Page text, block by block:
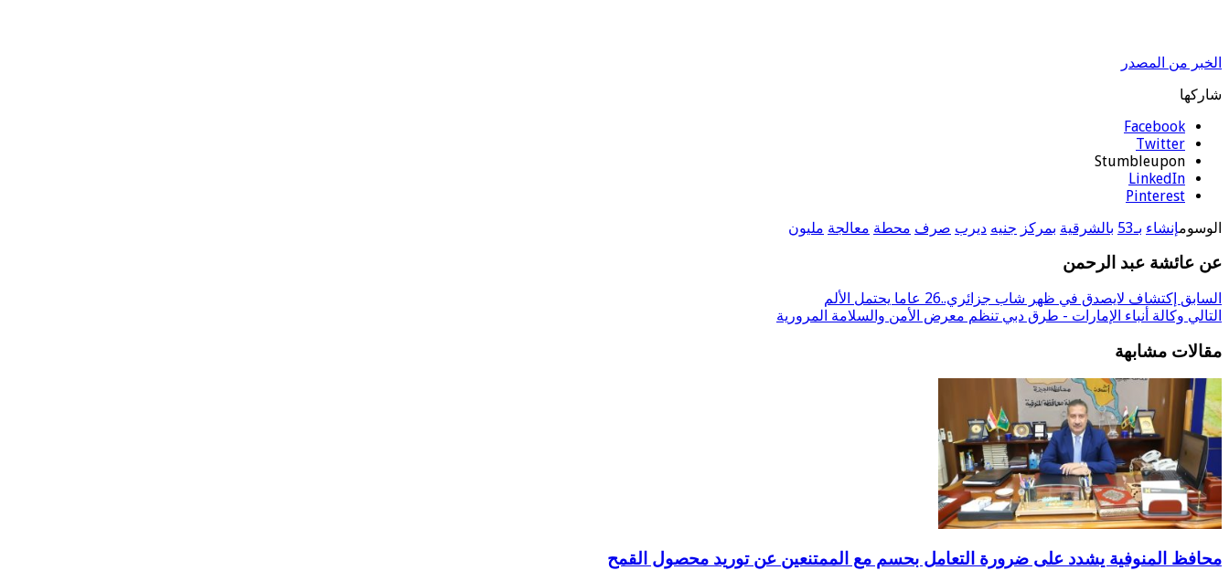
الخبر من المصدر
شاركها
Facebook
Twitter
Stumbleupon
LinkedIn
Pinterest
الوسومإنشاء بـ53 بالشرقية بمركز جنيه ديرب صرف محطة معالجة مليون
عن عائشة عبد الرحمن
السابق إكتشاف لايصدق في ظهر شاب جزائري..26 عاما يحتمل الألم
التالي وكالة أنباء الإمارات - طرق دبي تنظم معرض الأمن والسلامة المرورية
مقالات مشابهة
محافظ المنوفية يشدد على ضرورة التعامل بحسم مع الممتنعين عن توريد محصول القمح